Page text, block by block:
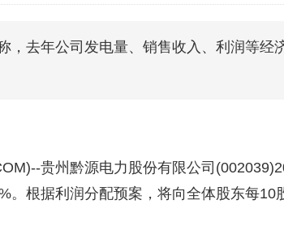
恒生聚源：北斗收官之星发射成功，全产业
，去年公司发电量、销售收入、利润等经
贵州黔源电力股份有限公司
。根据利润分配预案，将向全体股东每10